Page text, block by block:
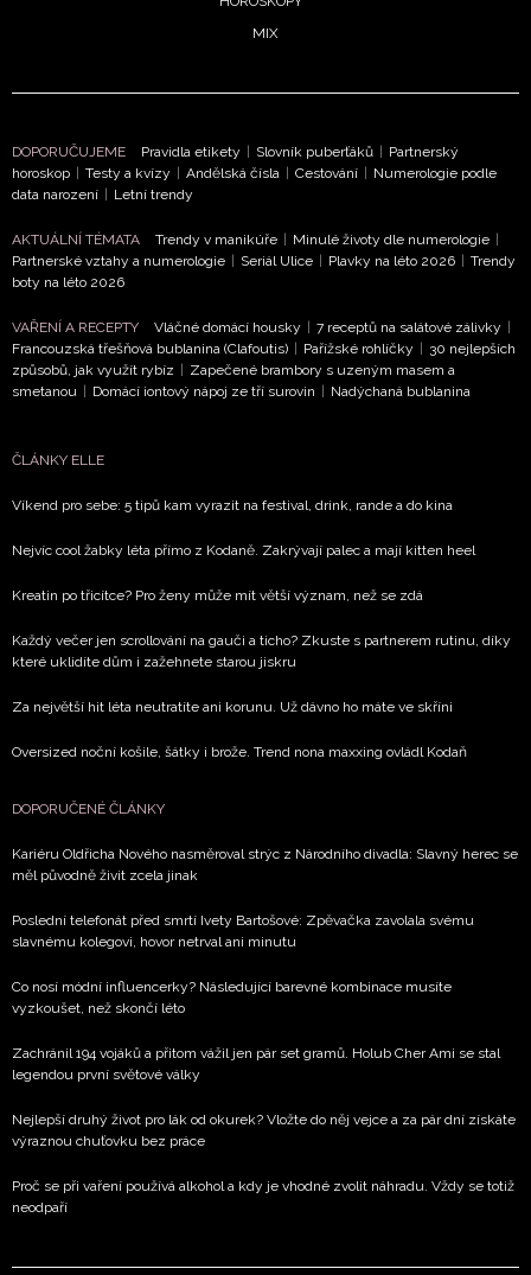
NEWSLETTER
Přihlášením k newsletteru souhlasíte sObchodními
podmínkami společnosti BurdaMedia Extra s.r.o.
ochrany soukromí
vyhodnocení akce a zasílání novinek.
Chcete navíc dostávat i další zajímavé a exkluzivní
informace od našich partnerů? Pokud souhlasíte se
soukromí BurdaMedia Extra s.r.o., zaškrtněte toto pole.
MIX
DOPORUČUJEME Pravidla etikety | Slovník puberťáků | Partnerský
horoskop | Testy a kvízy | Andělská čísla | Cestování | Numerologie podle
data narození | Letní trendy
AKTUÁLNÍ TÉMATA Trendy v manikúře | Minulé životy dle numerologie |
Partnerské vztahy a numerologie | Seriál Ulice | Plavky na léto 2026 | Trendy
boty na léto 2026
VAŘENÍ A RECEPTY Vláčné domácí housky | 7 receptů na salátové zálivky |
Francouzská třešňová bublanina (Clafoutis) | Pařížské rohlíčky | 30 nejlepších
způsobů, jak využít rybíz | Zapečené brambory s uzeným masem a
smetanou | Domácí iontový nápoj ze tří surovin | Nadýchaná bublanina
ČLÁNKY ELLE
Víkend pro sebe: 5 tipů kam vyrazit na festival, drink, rande a do kina
Nejvíc cool žabky léta přímo z Kodaně. Zakrývají palec a mají kitten heel
Kreatin po třicítce? Pro ženy může mít větší význam, než se zdá
Každý večer jen scrollování na gauči a ticho? Zkuste s partnerem rutinu, díky
které uklidíte dům i zažehnete starou jiskru
Za největší hit léta neutratíte ani korunu. Už dávno ho máte ve skříni
Oversized noční košile, šátky i brože. Trend nona maxxing ovládl Kodaň
DOPORUČENÉ ČLÁNKY
Kariéru Oldřicha Nového nasměroval strýc z Národního divadla: Slavný herec se
měl původně živit zcela jinak
Poslední telefonát před smrtí Ivety Bartošové: Zpěvačka zavolala svému
slavnému kolegovi, hovor netrval ani minutu
Co nosí módní influencerky? Následující barevné kombinace musíte
vyzkoušet, než skončí léto
Zachránil 194 vojáků a přitom vážil jen pár set gramů. Holub Cher Ami se stal
legendou první světové války
Nejlepší druhý život pro lák od okurek? Vložte do něj vejce a za pár dní získáte
výraznou chuťovku bez práce
Proč se při vaření používá alkohol a kdy je vhodné zvolit náhradu. Vždy se totiž
neodpaří